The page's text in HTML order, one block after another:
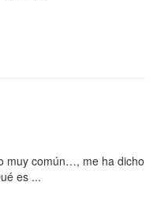
muy común…, me ha dicho
es ...